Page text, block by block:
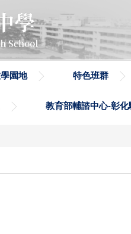
園地 特色班群
教育部輔諮中心-彰化